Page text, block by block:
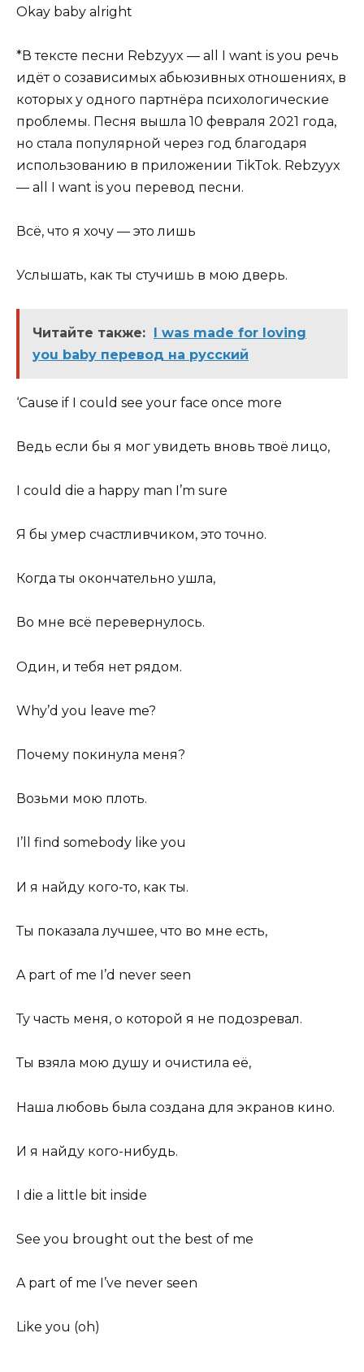
Okay baby alright
*В тексте песни Rebzyyx — all I want is you речь
идёт о созависимых абьюзивных отношениях, в
которых у одного партнёра психологические
проблемы. Песня вышла 10 февраля 2021 года,
но стала популярной через год благодаря
использованию в приложении TikTok. Rebzyyx
— all I want is you перевод песни.
Всё, что я хочу — это лишь
Услышать, как ты стучишь в мою дверь.
Читайте также: I was made for loving
you baby перевод на русский
‘Cause if I could see your face once more
Ведь если бы я мог увидеть вновь твоё лицо,
I could die a happy man I’m sure
Я бы умер счастливчиком, это точно.
Когда ты окончательно ушла,
Во мне всё перевернулось.
Один, и тебя нет рядом.
Why’d you leave me?
Почему покинула меня?
Возьми мою плоть.
I’ll find somebody like you
И я найду кого-то, как ты.
Ты показала лучшее, что во мне есть,
A part of me I’d never seen
Ту часть меня, о которой я не подозревал.
Ты взяла мою душу и очистила её,
Наша любовь была создана для экранов кино.
И я найду кого-нибудь.
I die a little bit inside
See you brought out the best of me
A part of me I’ve never seen
Like you (oh)